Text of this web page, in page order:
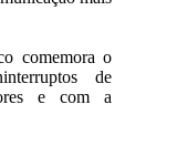
comemora o
de
e com a